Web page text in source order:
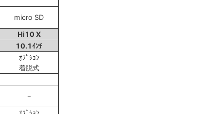
micro SD
Hi10 X
10.1ｲﾝﾁ
ｵﾌﾟｼｮﾝ
着脱式
－